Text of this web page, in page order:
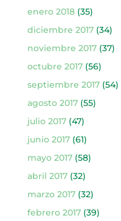
enero 2018(35)
diciembre 2017(34)
noviembre 2017(37)
octubre 2017(56)
septiembre 2017(54)
agosto 2017(55)
julio 2017(47)
junio 2017(61)
mayo 2017(58)
abril 2017(32)
marzo 2017(32)
febrero 2017(39)